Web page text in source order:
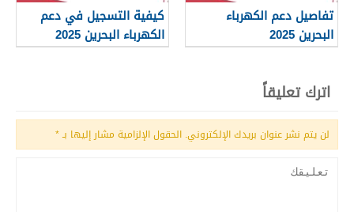
تفاصيل دعم الكهرباء
البحرين 2025
كيفية التسجيل في دعم
الكهرباء البحرين 2025
اترك تعليقاً
لن يتم نشر عنوان بريدك الإلكتروني. الحقول الإلزامية مشار إليها بـ*